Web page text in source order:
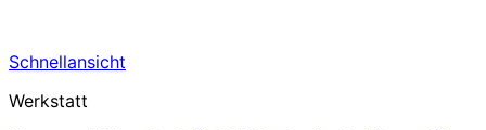
Schnellansicht
Werkstatt